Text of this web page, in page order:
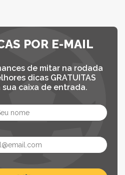
POR E-MAIL
de mitar na rodada
dicas GRATUITAS
caixa de entrada.